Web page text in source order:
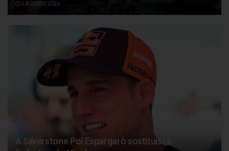
5 AGOSTO 2026
A Silverstone Pol Espargarò sostituisce